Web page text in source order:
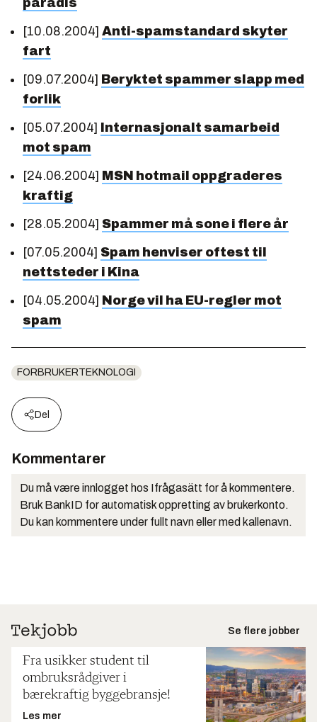
[10.08.2004] Anti-spamstandard skyter
fart
[09.07.2004] Beryktet spammer slapp med
forlik
[05.07.2004] Internasjonalt samarbeid
mot spam
[24.06.2004] MSN hotmail oppgraderes
kraftig
[28.05.2004] Spammer må sone i flere år
[07.05.2004] Spam henviser oftest til
nettsteder i Kina
[04.05.2004] Norge vil ha EU-regler mot
spam
FORBRUKERTEKNOLOGI
Del
Kommentarer
Du må være innlogget hos Ifrågasätt for å kommentere.
Bruk BankID for automatisk oppretting av brukerkonto.
Du kan kommentere under fullt navn eller med kallenavn.
Se flere jobber
Fra usikker student til
ombruksrådgiver i
bærekraftig byggebransje!
Les mer